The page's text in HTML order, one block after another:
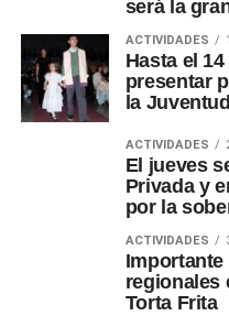
será la
ACTIVIDADES
Hasta el
presentar
la Juventud
ACTIVIDADES
El jueves
Privada y
por la
ACTIVIDADES
regionales
Torta Frita